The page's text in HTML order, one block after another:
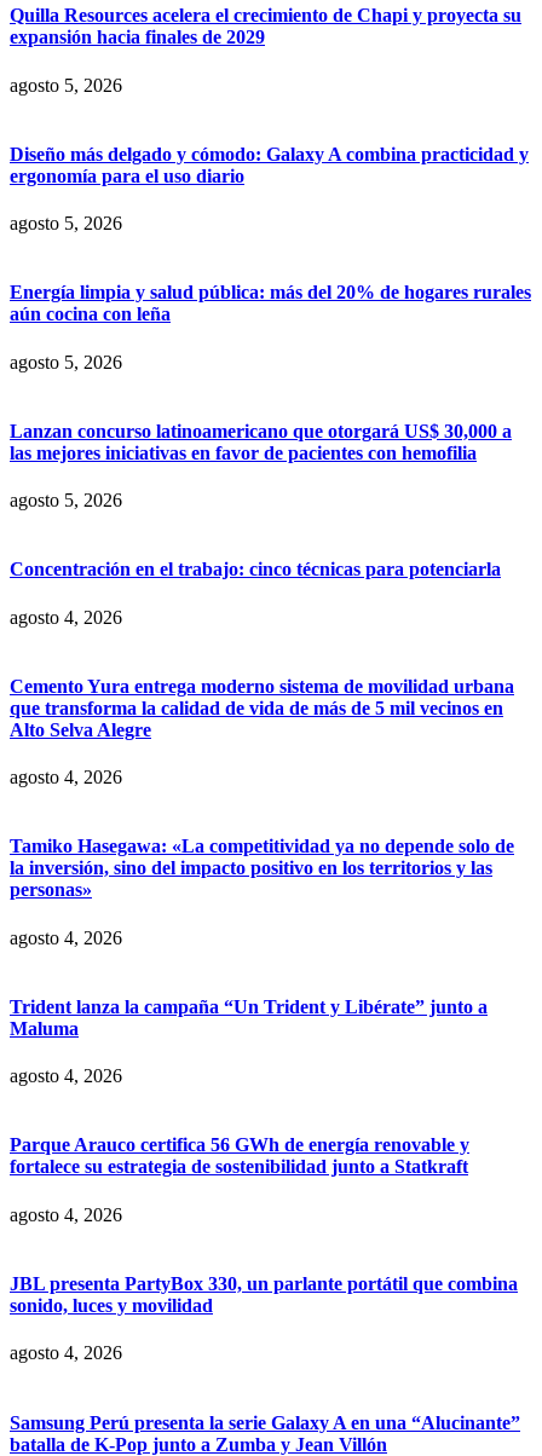
Quilla Resources acelera el crecimiento de Chapi y proyecta su
expansión hacia finales de 2029
agosto 5, 2026
Diseño más delgado y cómodo: Galaxy A combina practicidad y
ergonomía para el uso diario
agosto 5, 2026
Energía limpia y salud pública: más del 20% de hogares rurales
aún cocina con leña
agosto 5, 2026
Lanzan concurso latinoamericano que otorgará US$ 30,000 a
las mejores iniciativas en favor de pacientes con hemofilia
agosto 5, 2026
Concentración en el trabajo: cinco técnicas para potenciarla
agosto 4, 2026
Cemento Yura entrega moderno sistema de movilidad urbana
que transforma la calidad de vida de más de 5 mil vecinos en
Alto Selva Alegre
agosto 4, 2026
Tamiko Hasegawa: «La competitividad ya no depende solo de
la inversión, sino del impacto positivo en los territorios y las
personas»
agosto 4, 2026
Trident lanza la campaña “Un Trident y Libérate” junto a
Maluma
agosto 4, 2026
Parque Arauco certifica 56 GWh de energía renovable y
fortalece su estrategia de sostenibilidad junto a Statkraft
agosto 4, 2026
JBL presenta PartyBox 330, un parlante portátil que combina
sonido, luces y movilidad
agosto 4, 2026
Samsung Perú presenta la serie Galaxy A en una “Alucinante”
batalla de K-Pop junto a Zumba y Jean Villón